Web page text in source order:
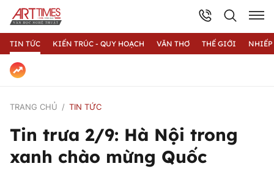
TIN TỨC KIẾN TRÚC - QUY HOẠCH VĂN THƠ THẾ GIỚI
TRANG CHỦ TIN TỨC
Tin trưa 2/9: Hà Nội trong
xanh chào mừng Quốc